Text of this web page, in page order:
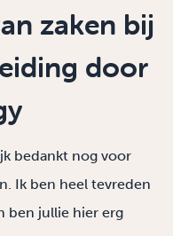
zaken bij
door
bedankt nog voor
Ik ben heel tevreden
ben jullie hier erg